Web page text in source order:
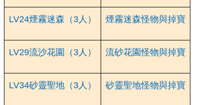
LV24煙霧迷森（3人） 煙霧迷森怪物與掉寶
LV29流沙花園（3人） 流砂花園怪物與掉寶
LV34砂靈聖地（3人） 砂靈聖地怪物與掉寶